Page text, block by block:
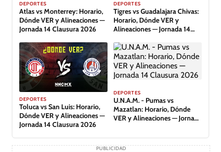
DEPORTES
Atlas vs Monterrey: Horario,
Dónde VER y Alineaciones —
Jornada 14 Clausura 2026
DEPORTES
Tigres vs Guadalajara Chivas:
Horario, Dónde VER y
Alineaciones — Jornada 14
DEPORTES
Toluca vs San Luis: Horario,
Dónde VER y Alineaciones —
Jornada 14 Clausura 2026
DEPORTES
U.N.A.M. - Pumas vs
Mazatlan: Horario, Dónde
VER y Alineaciones — Jornada
PUBLICIDAD